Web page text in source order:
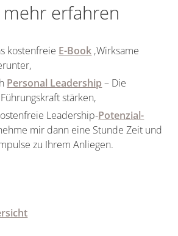
erfahren
kostenfreie E-Book ‚Wirksame
Personal Leadership – Die
stärken,
Leadership-Potenzial-
mir dann eine Stunde Zeit und
zu Ihrem Anliegen.